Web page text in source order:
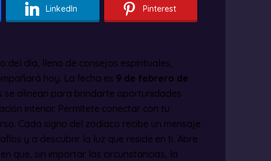
LinkedIn Pinterest
del día, lleno de consejos espirituales,
hoy. La fecha es 9 de febrero de
se alinean para brindarte oportunidades
interior. Permítete conectar con tu
Cada signo del zodiaco recibe un mensaje
y a descubrir la luz que reside en ti. Abre
que, sin importar las circunstancias, la